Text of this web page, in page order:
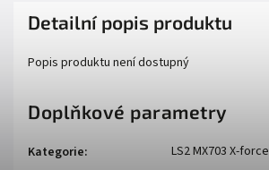
Detailní popis produktu
Popis produktu není dostupný
Doplňkové parametry
Kategorie:
LS2 MX703 X-force